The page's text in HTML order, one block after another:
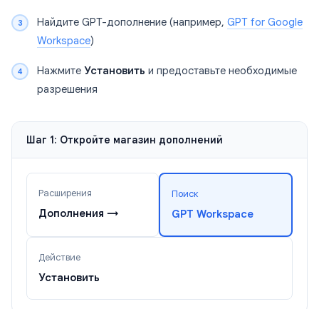
Найдите GPT-дополнение (например, GPT for Google
Workspace)
Нажмите Установить и предоставьте необходимые
разрешения
Шаг 1: Откройте магазин дополнений
Расширения
Дополнения →
Поиск
GPT Workspace
Действие
Установить